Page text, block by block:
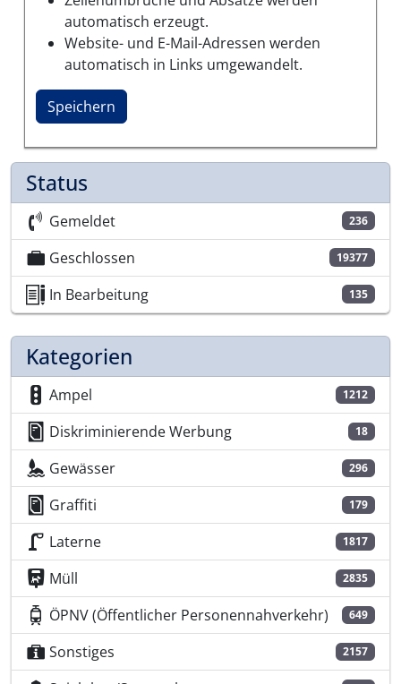
automatisch erzeugt.
Website- und E-Mail-Adressen werden
automatisch in Links umgewandelt.
Status
Gemeldet 236
Geschlossen 19377
In Bearbeitung 135
Kategorien
Ampel 1212
Diskriminierende Werbung 18
Gewässer 296
Graffiti 179
Laterne 1817
Müll 2835
ÖPNV (Öffentlicher Personennahverkehr) 649
Sonstiges 2157